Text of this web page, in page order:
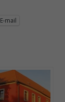
E-mail